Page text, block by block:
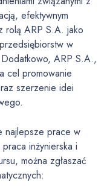
efektywnym
rolą ARP S.A. jako
w
ARP S.A.,
cel promowanie
szerzenie idei
najlepsze prace w
inżynierska i
można zgłaszać